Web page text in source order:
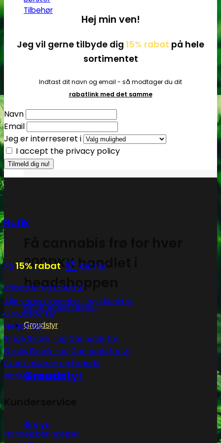
Tilbehør
200DKK handlet i
headshoppen
Gå til headshoppen
Groudstyr
Groudstyr
Grolys
Hej min ven!
Jeg vil gerne tilbyde dig 15% rabat på hele
sortimentet
Indtast dit navn og email - så modtager du dit
rabatlink med det samme
Navn
Email
Jeg er interreseret i
I accept the privacy policy
Butik
Få 15% rabat 💸 Klik her
Rabatter og tilbud 💰
Alle vores Cannabis -og Skunkfrø
Groudstyr
Headshop
Billige Skunk -og Cannabis frø
Gratis Skunk -og Cannabis frø 🌿
Skunk avlere- og brands
Narkotikatests
Handelsbetingelser